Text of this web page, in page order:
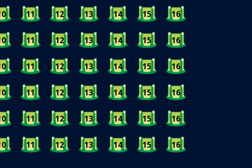
11 12 13 14 15
16
11 12 13 14 15
16
11 12 13 14 15
16
11 12 13 14 15
16
11 12 13 14 15
16
11 12 13 14 15 16